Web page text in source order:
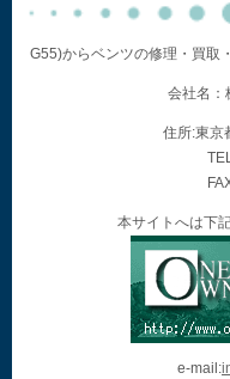
G55)からベンツの修理・買取
会社名：
住所:東京
本サイトへは下
e-mail: